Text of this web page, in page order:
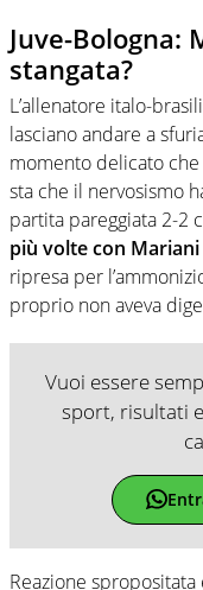
Juve-Bologna:
stangata?
L’allenatore italo-
lasciano andare a
momento delicato
sta che il nervosismo
partita pareggiata 2-2
più volte con Mariani
ripresa per
proprio non aveva
Vuoi essere
sport, risultati
Reazione